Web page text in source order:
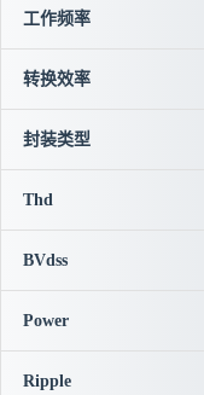
工作频率
转换效率
封装类型
Thd
BVdss
Power
Ripple